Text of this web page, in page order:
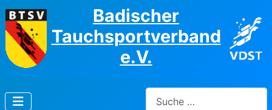
Badischer
Tauchsportverband
e.V.